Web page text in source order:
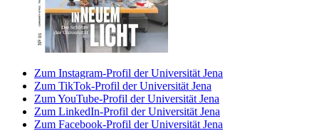
Zum Instagram-Profil der Universität Jena
Zum TikTok-Profil der Universität Jena
Zum YouTube-Profil der Universität Jena
Zum LinkedIn-Profil der Universität Jena
Zum Facebook-Profil der Universität Jena